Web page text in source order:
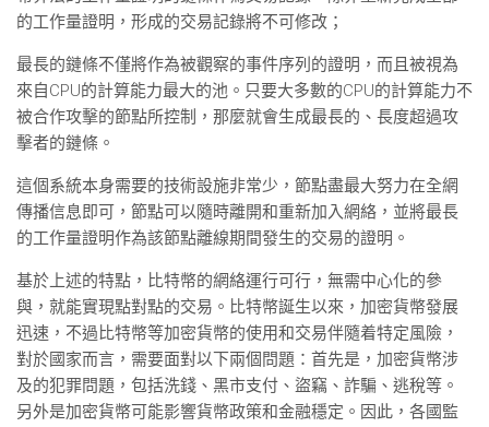
的工作量證明，形成的交易記錄將不可修改；
最長的鏈條不僅將作為被觀察的事件序列的證明，而且被視為
來自CPU的計算能力最大的池。只要大多數的CPU的計算能力不
被合作攻擊的節點所控制，那麼就會生成最長的、長度超過攻
擊者的鏈條。
這個系統本身需要的技術設施非常少，節點盡最大努力在全網
傳播信息即可，節點可以隨時離開和重新加入網絡，並將最長
的工作量證明作為該節點離線期間發生的交易的證明。
基於上述的特點，比特幣的網絡運行可行，無需中心化的參
與，就能實現點對點的交易。比特幣誕生以來，加密貨幣發展
迅速，不過比特幣等加密貨幣的使用和交易伴隨着特定風險，
對於國家而言，需要面對以下兩個問題：首先是，加密貨幣涉
及的犯罪問題，包括洗錢、黑市支付、盜竊、詐騙、逃稅等。
另外是加密貨幣可能影響貨幣政策和金融穩定。因此，各國監